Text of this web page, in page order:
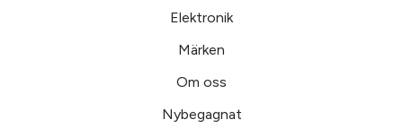
Elektronik
Märken
Om oss
Nybegagnat